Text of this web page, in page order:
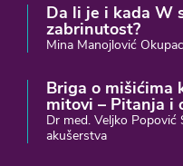
Da li je i kada W
zabrinutost?
Mina Manojlović
Briga o mišićima
mitovi – Pitanja i
Dr med. Veljko Popović
akušerstva